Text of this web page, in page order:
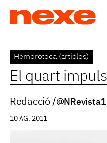
Back
to
top
Hemeroteca (articles)
El quart impuls
Redacció @NRevista1
10 AG. 2011